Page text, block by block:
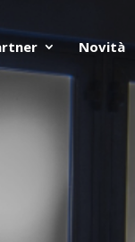
Novità